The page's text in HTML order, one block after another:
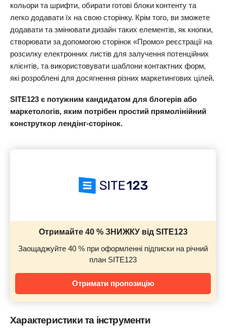
кольори та шрифти, обирати готові блоки контенту та
легко додавати їх на свою сторінку. Крім того, ви зможете
додавати та змінювати дизайн таких елементів, як кнопки,
створювати за допомогою сторінок «Промо» реєстрації на
розсилку електронних листів для залучення потенційних
клієнтів, та використовувати шаблони контактних форм,
які розроблені для досягнення різних маркетингових цілей.
SITE123 є потужним кандидатом для блогерів або
маркетологів, яким потрібен простий прямолінійний
конструткор лендінг-сторінок.
Отримайте 40 % ЗНИЖКУ від SITE123
Заощаджуйте 40 % при оформленні підписки на річний
план SITE123
Отримати пропозицію
Характеристики та інструменти